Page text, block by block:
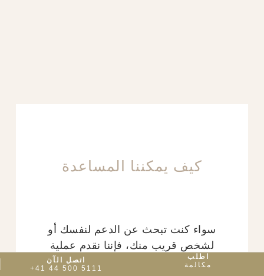
كيف يمكننا المساعدة
سواء كنت تبحث عن الدعم لنفسك أو
لشخص قريب منك، فإننا نقدم عملية
سرية بقيادة طبيب متخصص لمساعدتك
اطلب
مكالمة
اتصل الآن
+41 44 500 5111